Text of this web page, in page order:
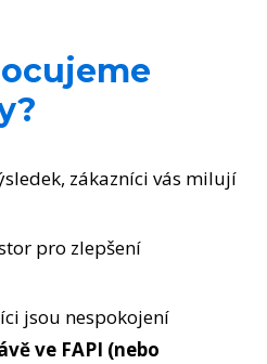
zákazníci vás milují
pro zlepšení
jsou nespokojení
ve FAPI (nebo